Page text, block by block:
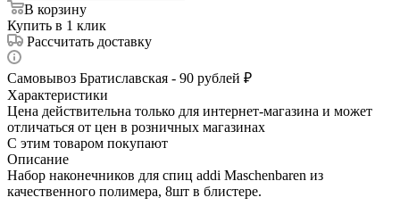
В корзину
Купить в 1 клик
Рассчитать доставку
Самовывоз Братиславская - 90 рублей ₽
Характеристики
Цена действительна только для интернет-магазина и может
отличаться от цен в розничных магазинах
С этим товаром покупают
Описание
Набор наконечников для спиц addi Maschenbaren из
качественного полимера, 8шт в блистере.